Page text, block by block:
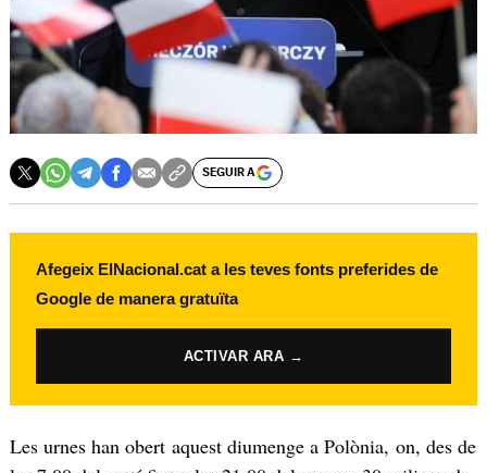
SEGUIR A
Afegeix ElNacional.cat a les teves fonts preferides de
Google de manera gratuïta
ACTIVAR ARA →
Les urnes han obert aquest diumenge a Polònia, on, des de